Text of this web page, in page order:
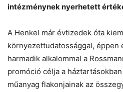
intézménynek nyerhetett
A Henkel már évtizedek óta
környezettudatossággal, éppen
harmadik alkalommal a
promóció célja a
műanyag flakonjainak az
Chat
Helló! Miben segíthetek ma?